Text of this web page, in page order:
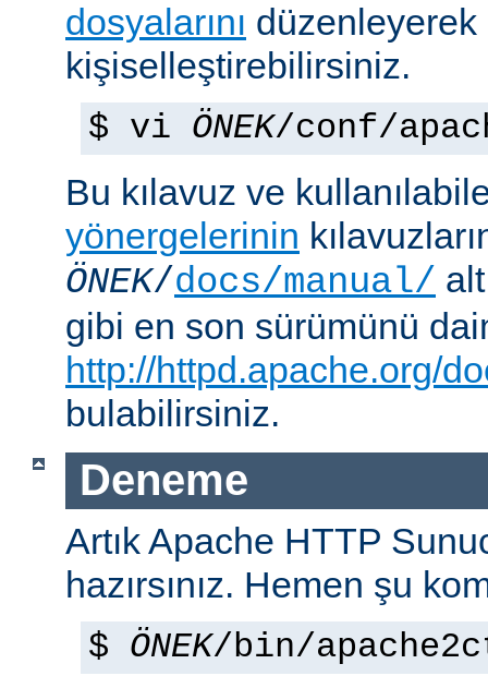
dosyalarını düzenleyerek
kişiselleştirebilirsiniz.
$ vi ÖNEK/conf/
Bu kılavuz ve
yönergelerinin
ÖNEK/docs/manual/
gibi en son sürümünü
http://httpd.apache.org/
bulabilirsiniz.
Deneme
Artık Apache HTTP
hazırsınız. Hemen şu
$ ÖNEK/bin/